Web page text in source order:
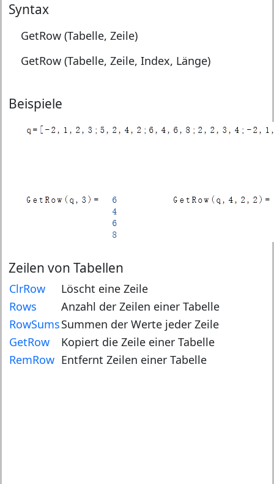
Syntax
GetRow (Tabelle, Zeile)
GetRow (Tabelle, Zeile, Index, Länge)
Beispiele
Zeilen von Tabellen
ClrRow
Löscht eine Zeile
Rows
Anzahl der Zeilen einer Tabelle
RowSumsSummen der Werte jeder Zeile
GetRow
Kopiert die Zeile einer Tabelle
RemRow Entfernt Zeilen einer Tabelle